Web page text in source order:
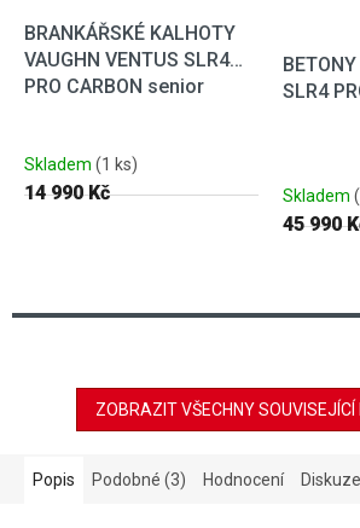
BRANKÁŘSKÉ KALHOTY
VAUGHN VENTUS SLR4
PRO CARBON senior
Skladem (1 ks)
14 990 Kč
SLR4
Skladem
45 990
ZOBRAZIT VŠECHNY SOUVISEJÍCÍ
Popis Podobné (3) Hodnocení Diskuze